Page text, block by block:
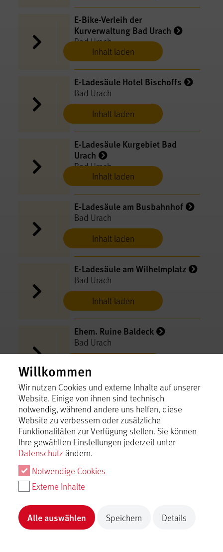
Inhalt laden
E-Bike-Verleih der
Kurverwaltung Bad Urach
Bad Urach
Inhalt laden
E-Ladesäule Hotel Bischoffs
Bad Urach
Inhalt laden
E-Ladesäule Kurgebiet Bad
Urach
Bad Urach
Inhalt laden
E-Ladesäule am Busbahnhof
Bad Urach
Inhalt laden
E-Ladesäule am Wilhelmplatz
Bad Urach
Ehem. Ruine Baldeck
Bad Urach
Inhalt laden
Ehem. Ruine Blankenhorn
Bad Urach
Ehrenmal
Bad Urach
Eigenbetrieb Gartenschau Bad
Urach 2027
Willkommen
Wir nutzen Cookies und externe Inhalte auf unserer
Website. Einige von ihnen sind technisch
notwendig, während andere uns helfen, diese
Website zu verbessern oder zusätzliche
Funktionalitäten zur Verfügung stellen. Sie können
Ihre gewählten Einstellungen jederzeit unter
Datenschutz ändern.
Notwendige Cookies
Externe Inhalte
Alle auswählen Speichern Details